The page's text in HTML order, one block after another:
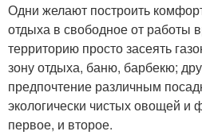
Одни желают построить
отдыха в свободное от работы
территорию просто засеять
зону отдыха, баню, барбекю;
предпочтение различным
экологически чистых овощей и
первое, и второе.